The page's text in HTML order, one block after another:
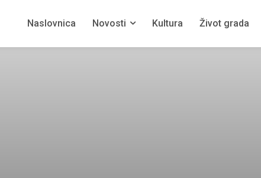
Naslovnica Novosti Kultura Život grada